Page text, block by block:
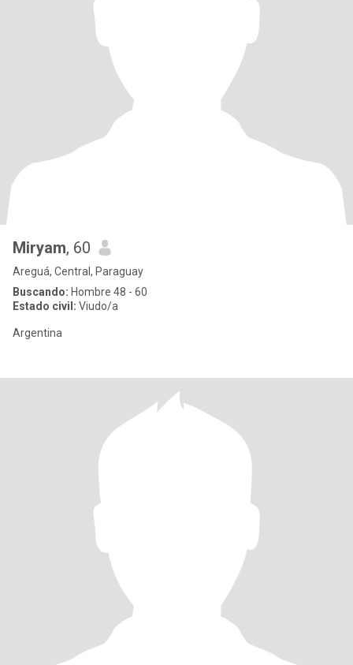
Miryam, 60
Areguá, Central, Paraguay
Buscando: Hombre 48 - 60
Estado civil: Viudo/a
Argentina